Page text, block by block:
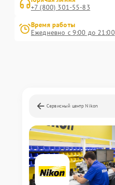
+7 (800) 301-55-83
Время работы
Ежедневно с 9:00 до 21:00
Сервисный центр Nikon